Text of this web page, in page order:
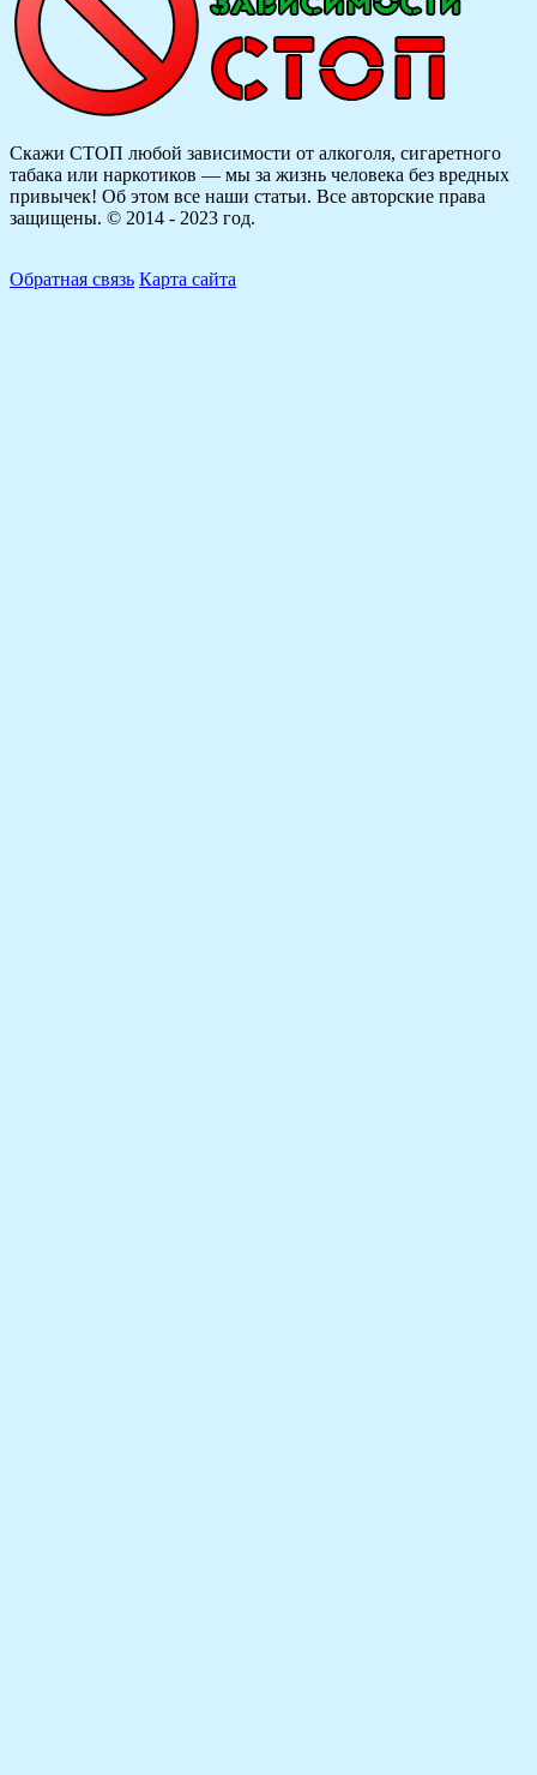
Скажи СТОП любой зависимости от алкоголя, сигаретного
табака или наркотиков — мы за жизнь человека без вредных
привычек! Об этом все наши статьи. Все авторские права
защищены. © 2014 - 2023 год.
Обратная связь Карта сайта